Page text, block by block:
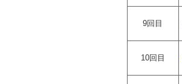
9回目
10回目